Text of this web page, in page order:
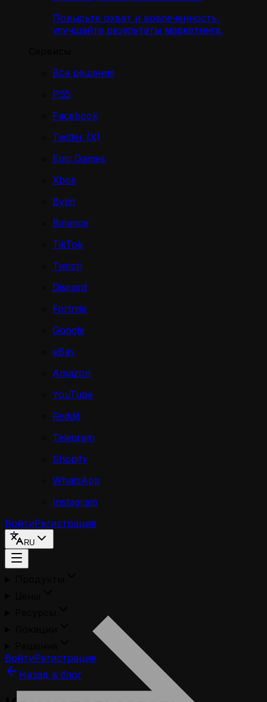
Повысьте охват и вовлечённость,
улучшайте результаты маркетинга.
Все решения
PS5
Facebook
Twitter (X)
Epic Games
Xbox
Bybit
Binance
TikTok
Twitch
Discord
Fortnite
Google
eBay
Amazon
YouTube
Reddit
Telegram
Shopify
WhatsApp
Instagram
ВойтиРегистрация
RU
ВойтиРегистрация
Назад в блог